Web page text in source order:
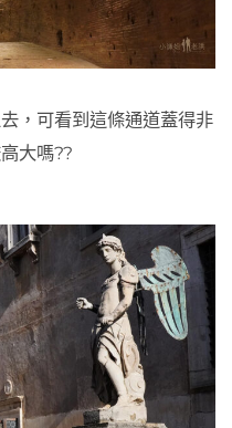
，可看到這條通道蓋得非
大嗎??